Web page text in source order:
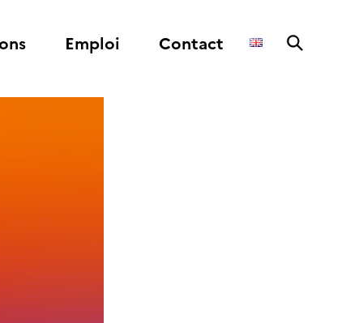
Emploi Contact